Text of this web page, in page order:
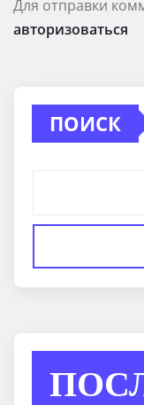
Для отправки
авторизоваться
ПОИСК